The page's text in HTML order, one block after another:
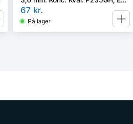
10253-2 type B
67 kr.
På lager